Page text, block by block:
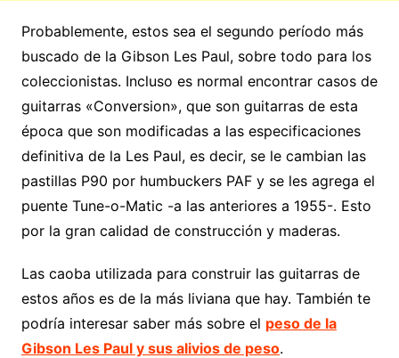
Probablemente, estos sea el segundo período más
buscado de la Gibson Les Paul, sobre todo para los
coleccionistas. Incluso es normal encontrar casos de
guitarras «Conversion», que son guitarras de esta
época que son modificadas a las especificaciones
definitiva de la Les Paul, es decir, se le cambian las
pastillas P90 por humbuckers PAF y se les agrega el
puente Tune-o-Matic -a las anteriores a 1955-. Esto
por la gran calidad de construcción y maderas.
Las caoba utilizada para construir las guitarras de
estos años es de la más liviana que hay. También te
podría interesar saber más sobre el peso de la
Gibson Les Paul y sus alivios de peso.